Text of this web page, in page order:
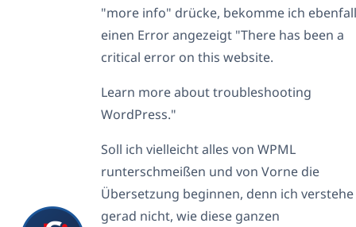
"more info" drücke, bekomme ich
einen Error angezeigt "There has been a
critical error on this website.
Learn more about troubleshooting
WordPress."
Soll ich vielleicht alles von WPML
runterschmeißen und von Vorne die
Übersetzung beginnen, denn ich verstehe
gerad nicht, wie diese ganzen